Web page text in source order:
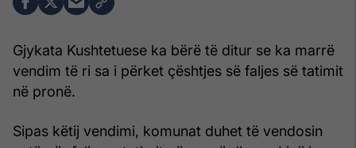
Gjykata Kushtetuese ka bërë të ditur se ka marrë
vendim të ri sa i përket çështjes së faljes së tatimit
në pronë.
Sipas këtij vendimi, komunat duhet të vendosin